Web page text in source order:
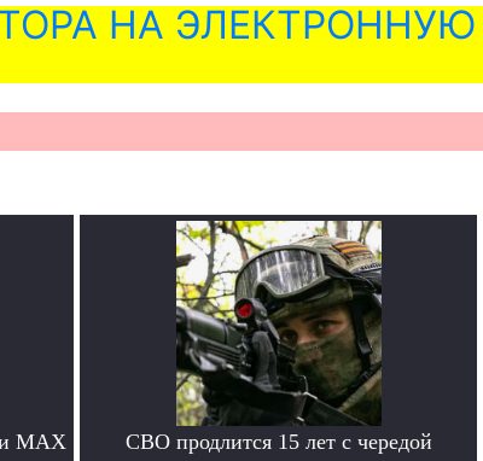
НА ЭЛЕКТРОННУЮ
MAX
СВО продлится 15 лет с чередой